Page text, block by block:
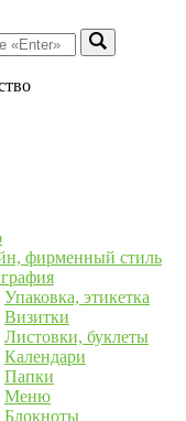
фирменный стиль
Упаковка, этикетка
Визитки
Листовки, буклеты
Календари
Папки
Меню
Блокноты